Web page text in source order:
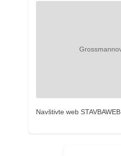
Navštivte web STAVBAWEB